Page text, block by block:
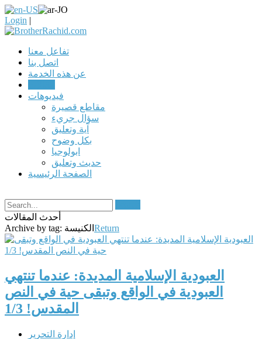
Login |
تفاعل معنا
اتصل بنا
عن هذه الخدمة
فيديوهات
مقاطع قصيرة
سؤال جريء
آية وتعليق
بكل وضوح
ابولوجيا
حديث وتعليق
الصفحة الرئيسية
أحدث المقالات
Archive by tag: الكنيسة Return
العبودية الإسلامية المديدة: عندما تنتهي
العبودية في الواقع وتبقى حية في النص
المقدس! 1/3
إدارة التحرير